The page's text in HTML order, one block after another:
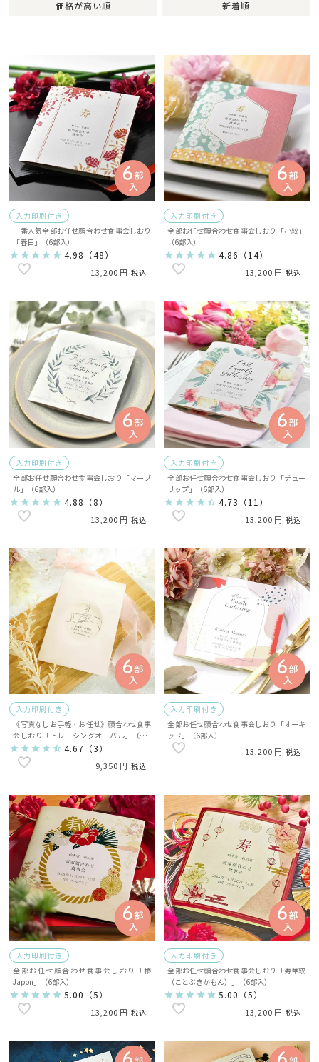
価格が高い順 新着順
入力印刷付き
一番人気全部お任せ顔合わせ食事会しおり
「春日」（6部入）
4.98 （48 ）
13,200 税込
入力印刷付き
全部お任せ顔合わせ食事会しおり「小紋」
（6部入）
4.86 （ 14）
13,200 税込
入力印刷付き
全部お任せ顔合わせ食事会しおり「マーブ
ル」（6部入）
4.88 （8 ）
13,200 税込
入力印刷付き
全部お任せ顔合わせ食事会しおり「チュー
リップ」（6部入）
4.73 （ 11 ）
13,200 税込
入力印刷付き
《写真なしお手軽・お任せ》顔合わせ食事
会しおり「トレーシングオーバル」（6部
入）
4.67 （3 ）
9,350 税込
入力印刷付き
全部お任せ顔合わせ食事会しおり「オーキ
ッド」（6部入）
13,200 税込
入力印刷付き
全部お任せ顔合わせ食事会しおり「椿
Japon」（6部入）
5.00 （5 ）
13,200 税込
入力印刷付き
全部お任せ顔合わせ食事会しおり「寿華紋
（ことぶきかもん）」（6部入）
5.00 （5 ）
13,200 税込